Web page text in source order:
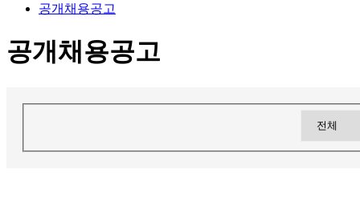
공개채용공고
공개채용공고